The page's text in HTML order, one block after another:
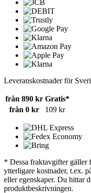
Leveranskostnader för
från 890 kr Gratis*
från 0 kr
109 kr
* Dessa fraktavgifter gäller
ytterligare kostnader, t.ex.
eller egenskaper. Du hittar
produktbeskrivningen.